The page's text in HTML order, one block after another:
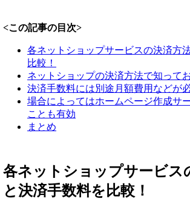
<この記事の目次>
各ネットショップサービスの決済方
比較！
ネットショップの決済方法で知って
決済手数料には別途月額費用などが
場合によってはホームページ作成サ
ことも有効
まとめ
各ネットショップサービス
と決済手数料を比較！